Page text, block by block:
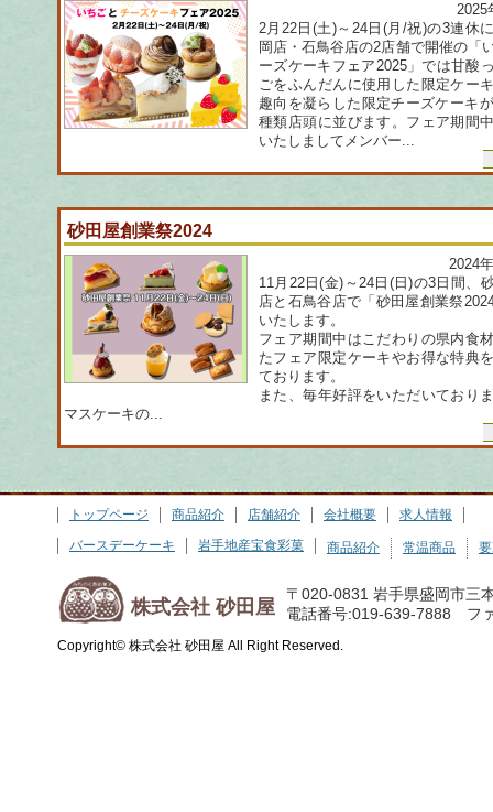
2025
2月22日(土)～24日(月/祝)の3連休
岡店・石鳥谷店の2店舗で開催の「
ーズケーキフェア2025」では甘酸
ごをふんだんに使用した限定ケー
趣向を凝らした限定チーズケーキ
種類店頭に並びます。フェア期間
いたしましてメンバー...
砂田屋創業祭2024
2024
11月22日(金)～24日(日)の3日間、
店と石鳥谷店で「砂田屋創業祭
いたします。
フェア期間中はこだわりの県内食
たフェア限定ケーキやお得な特典
ております。
また、毎年好評をいただいており
マスケーキの...
トップページ 商品紹介 店舗紹介 会社概要
求人情報
バースデーケーキ
岩手地産宝食彩菓 商品紹介 常温商品
株式会社 砂田屋
〒020-0831 岩手県盛岡市三
電話番号:019-639-7888 フ
Copyright© 株式会社 砂田屋 All Right Reserved.